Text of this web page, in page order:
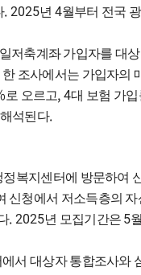
. 2025년 4월부터 전국
저축계좌 가입자를 대
한 조사에서는 가입자의
로 오르고, 4대 보험 가입
석된다.
정복지센터에 방문하여
신청에서 저소득층의 자
. 2025년 모집기간은 5
서 대상자 통합조사와